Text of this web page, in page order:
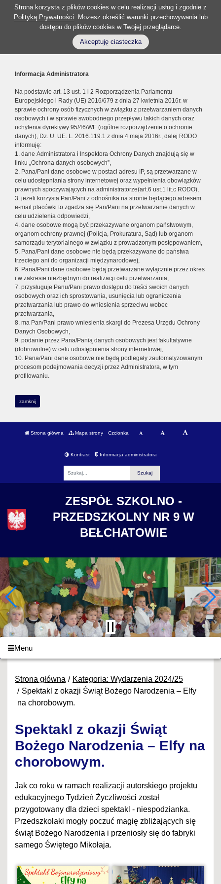
Strona korzysta z plików cookies w celu realizacji usług i zgodnie z
Polityką Prywatności. Możesz określić warunki przechowywania lub
dostępu do plików cookies w Twojej przeglądarce.
Akceptuję ciasteczka
Informacja Administratora
Na podstawie art. 13 ust. 1 i 2 Rozporządzenia Parlamentu
Europejskiego i Rady (UE) 2016/679 z dnia 27 kwietnia 2016r. w
sprawie ochrony osób fizycznych w związku z przetwarzaniem danych
osobowych i w sprawie swobodnego przepływu takich danych oraz
uchylenia dyrektywy 95/46/WE (ogólne rozporządzenie o ochronie
danych), Dz. U. UE. L. 2016.119.1 z dnia 4 maja 2016r., dalej RODO
informuję:
1. dane Administratora i Inspektora Ochrony Danych znajdują się w
linku „Ochrona danych osobowych”,
2. Pana/Pani dane osobowe w postaci adresu IP, są przetwarzane w
celu udostępniania strony internetowej oraz wypełnienia obowiązków
prawnych spoczywających na administratorze(art.6 ust.1 lit.c RODO),
3. jeżeli korzysta Pan/Pani z odnośnika na stronie będącego adresem
e-mail placówki to zgadza się Pan/Pani na przetwarzanie danych w
celu udzielenia odpowiedzi,
4. dane osobowe mogą być przekazywane organom państwowym,
organom ochrony prawnej (Policja, Prokuratura, Sąd) lub organom
samorządu terytorialnego w związku z prowadzonym postępowaniem,
5. Pana/Pani dane osobowe nie będą przekazywane do państwa
trzeciego ani do organizacji międzynarodowej,
6. Pana/Pani dane osobowe będą przetwarzane wyłącznie przez okres
i w zakresie niezbędnym do realizacji celu przetwarzania,
7. przysługuje Panu/Pani prawo dostępu do treści swoich danych
osobowych oraz ich sprostowania, usunięcia lub ograniczenia
przetwarzania lub prawo do wniesienia sprzeciwu wobec
przetwarzania,
8. ma Pan/Pani prawo wniesienia skargi do Prezesa Urzędu Ochrony
Danych Osobowych,
9. podanie przez Pana/Panią danych osobowych jest fakultatywne
(dobrowolne) w celu udostępnienia strony internetowej,
10. Pana/Pani dane osobowe nie będą podlegały zautomatyzowanym
procesom podejmowania decyzji przez Administratora, w tym
profilowaniu.
zamknij
Strona główna Mapa strony Czcionka
Kontrast Informacja administratora
ZESPÓŁ SZKOLNO -
PRZEDSZKOLNY NR 9 W
BEŁCHATOWIE
Menu
Strona główna
Kategoria: Wydarzenia 2024/25
Spektakl z okazji Świąt Bożego Narodzenia – Elfy
na chorobowym.
Spektakl z okazji Świąt
Bożego Narodzenia – Elfy na
chorobowym.
Jak co roku w ramach realizacji autorskiego projektu
edukacyjnego Tydzień Życzliwości został
przygotowany dla dzieci spektakl - niespodzianka.
Przedszkolaki mogły poczuć magię zbliżających się
świąt Bożego Narodzenia i przeniosły się do fabryki
samego Świętego Mikołaja.